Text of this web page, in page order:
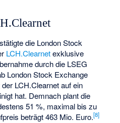
die London Stock
LCH.Clearnetexklusive
durch die LSEG
London Stock Exchange
LCH.Clearnet auf ein
hat. Demnach plant die
51 %, maximal bis zu
beträgt 463 Mio. Euro.[8]